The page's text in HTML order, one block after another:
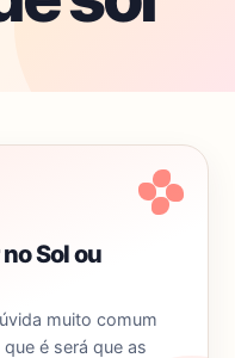
Sol ou
muito comum
é será que as